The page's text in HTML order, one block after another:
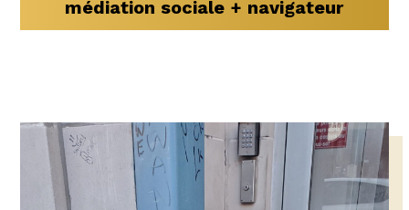
médiation sociale + navigateur